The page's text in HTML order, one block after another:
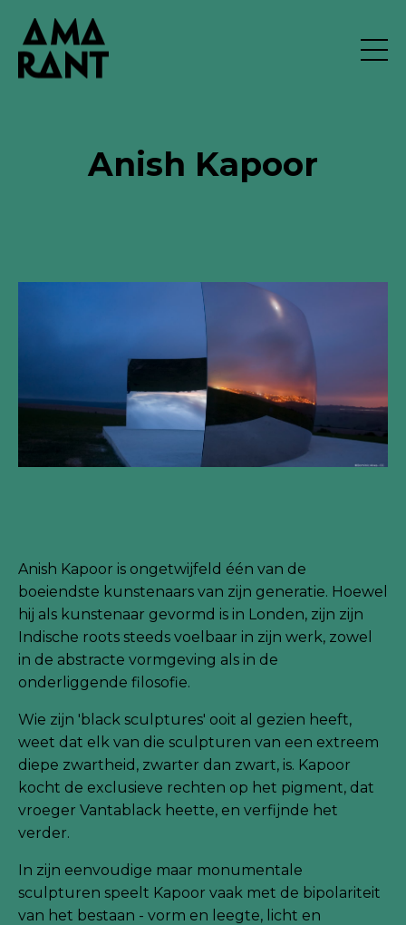
Anish Kapoor
Anish Kapoor is ongetwijfeld één van de
boeiendste kunstenaars van zijn generatie. Hoewel
hij als kunstenaar gevormd is in Londen, zijn zijn
Indische roots steeds voelbaar in zijn werk, zowel
in de abstracte vormgeving als in de
onderliggende filosofie.
Wie zijn 'black sculptures' ooit al gezien heeft,
weet dat elk van die sculpturen van een extreem
diepe zwartheid, zwarter dan zwart, is. Kapoor
kocht de exclusieve rechten op het pigment, dat
vroeger Vantablack heette, en verfijnde het
verder.
In zijn eenvoudige maar monumentale
sculpturen speelt Kapoor vaak met de bipolariteit
van het bestaan - vorm en leegte, licht en